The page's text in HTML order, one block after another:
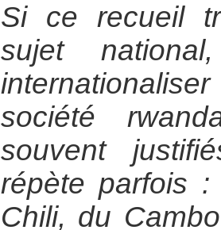
Si ce recueil
sujet
société
souvent
répète parfois
Chili, du